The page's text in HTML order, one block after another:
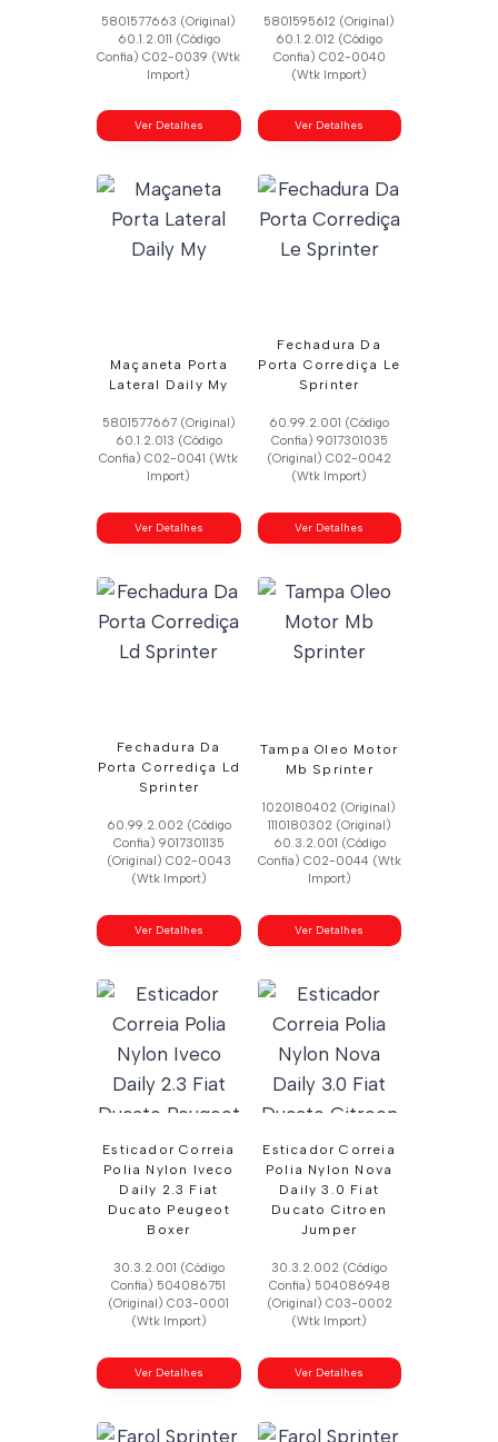
5801577663 (Original)
60.1.2.011 (Código
Confia) C02-0039 (Wtk
Import)
Ver Detalhes
5801595612 (Original)
60.1.2.012 (Código
Confia) C02-0040
(Wtk Import)
Ver Detalhes
Maçaneta Porta
Lateral Daily My
5801577667 (Original)
60.1.2.013 (Código
Confia) C02-0041 (Wtk
Import)
Ver Detalhes
Fechadura Da
Porta Corrediça Le
Sprinter
60.99.2.001 (Código
Confia) 9017301035
(Original) C02-0042
(Wtk Import)
Ver Detalhes
Fechadura Da
Porta Corrediça Ld
Sprinter
60.99.2.002 (Código
Confia) 9017301135
(Original) C02-0043
(Wtk Import)
Ver Detalhes
Tampa Oleo Motor
Mb Sprinter
1020180402 (Original)
1110180302 (Original)
60.3.2.001 (Código
Confia) C02-0044 (Wtk
Import)
Ver Detalhes
Esticador Correia
Polia Nylon Iveco
Daily 2.3 Fiat
Ducato Peugeot
Boxer
30.3.2.001 (Código
Confia) 504086751
(Original) C03-0001
(Wtk Import)
Ver Detalhes
Esticador Correia
Polia Nylon Nova
Daily 3.0 Fiat
Ducato Citroen
Jumper
30.3.2.002 (Código
Confia) 504086948
(Original) C03-0002
(Wtk Import)
Ver Detalhes